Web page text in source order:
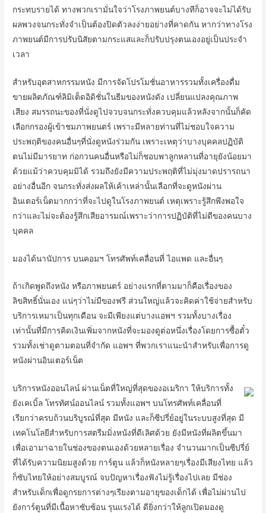
กระทบรายได้ ทางพวกเรามั่นใจว่าโรงภาพยนต์บางทีก็อาจจะไม่ได้รับ
ผลพวงจนกระทั่งจำเป็นต้องปิดตัวลงง่ายอย่างที่คาดกัน หากว่าทางโรง
ภาพยนต์มีการปรับนิสัยตามกระแสและก็ปรับปรุงตนเองอยู่เป็นประจำ
เวลา
สำหรับอุตสาหกรรมหนัง มีการจัดโปรโมชั่นอาหารรวมทั้งเครื่องดื่ม
ขายผลิตภัณฑ์ลิมิเต็ดอิดิชั่นในธีมของหนังดัง เปลี่ยนแปลงคุณภาพ
เสียง สมรรถนะของที่นั่งดูไปจวบจนกระทั่งควบคุมแล้วหลังจากนั้นก็คัด
เลือกกรองผู้เข้าชมภาพยนตร์ เพราะมีหลายท่านที่ไม่ชอบใจความ
ประพฤติของคนอื่นๆที่นั่งดูหนังร่วมกัน เพราะเหตุว่าบางบุคคลปฏิบัติ
ตนไม่มีมารยาท ก่อกวนคนอื่นหรือไม่ก็ชอบพาลูกหลานที่อายุยังน้อยมา
ด้วยแม้ว่าควบคุมมิได้ รวมถึงยังมีความประพฤติที่ไม่มุ่งมาดปรารถนา
อย่างอื่นอีก จนกระทั่งส่งผลให้เค้าเหล่านั้นเลือกที่จะดูหนังผ่าน
อินเตอร์เน็ตมากกว่าที่จะไปดูในโรงภาพยนต์ เหตุเพราะรู้สึกพึงพอใจ
กว่าและไม่จะต้องรู้สึกเสียอารมณ์เพราะว่าการปฏิบัติที่ไม่ดีของคนบาง
บุคคล
มองได้นานัปการ บนคอมฯ โทรศัพท์เคลื่อนที่ ไอแพด และอื่นๆ
ถ้าเกิดพูดถึงหนัง หรือภาพยนตร์ อย่างแรกที่ตามมาก็คือเรื่องของ
ลิขสิทธิ์นั่นเอง แน่ๆว่าไม่มีของฟรี ส่วนใหญ่แล้วจะคิดค่าใช้จ่ายสำหรับ
บริการเหมาเป็นทุกเดือน จะมีเพียงแต่บางแอพฯ รวมทั้งบางเรื่อง
เท่านั้นที่มีการคิดเงินเพิ่มจากหนังที่จะมองดูต่อหนึ่งเรื่องโดยการซื้อตั๋ว
รวมทั้งเช่าดูตามตอนที่จำกัด แอพฯ ที่พวกเราแนะนำสำหรับเพื่อการดู
หนังผ่านอินเตอร์เน็ต
บริการหนังออนไลน์ ผ่านเน็ตที่ใหญ่ที่สุดของอเมริกา ให้บริการทั้ง
ยังเคเบิ้ล โทรทัศน์ออนไลน์ รวมทั้งแอพฯ บนโทรศัพท์เคลื่อนที่
เรียกว่าครบถ้วนบริบูรณ์ที่สุด มีหนัง และก็ซีปรี่ย์อยู่ในระบบสูงที่สุด มี
เทคโนโลยีสำหรับการสตรีมมิ่งหนังที่ดีเลิศด้วย ยังมีหนังที่ผลิตขึ้นมา
เพื่อเอามาฉายในช่องของตนเองด้วยหลายเรื่อง จำนวนมากเป็นซีปรี่ย์
ที่ได้รับความนิยมสูงด้วย การ์ตูน แล้วก็หนังหลายๆเรื่องมีเสียงไทย แล้ว
ก็ซับไทยให้อย่างสมบูรณ์ จบปัญหาเรื่องฟังไม่รู้เรื่องไปเลย มีช่อง
สำหรับเด็กเพื่อดูกรยการต่างๆเรียงตามอายุของเด็กได้ เพื่อไม่ผ่านไป
ยังการ์ตูนที่มีเนื้อหาซับซ้อน รุนแรงได้ ดียิ่งกว่าให้ลูกเปิดมองดู